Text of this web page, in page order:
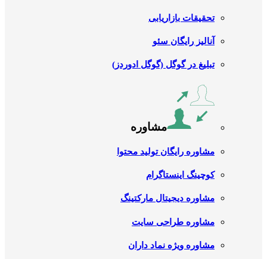
تحقیقات بازاریابی
آنالیز رایگان سئو
تبلیغ در گوگل (گوگل ادوردز)
مشاوره
مشاوره رایگان تولید محتوا
کوچینگ اینستاگرام
مشاوره دیجیتال مارکتینگ
مشاوره طراحی سایت
مشاوره ویژه نماد داران